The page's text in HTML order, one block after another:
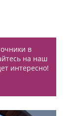
в
на наш
интересно!